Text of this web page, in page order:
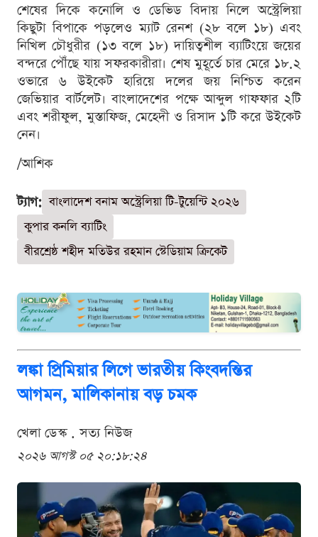
শেষের দিকে কনোলি ও ডেভিড বিদায় নিলে অস্ট্রেলিয়া
কিছুটা বিপাকে পড়লেও ম্যাট রেনশ (২৮ বলে ১৮) এবং
নিখিল চৌধুরীর (১৩ বলে ১৮) দায়িত্বশীল ব্যাটিংয়ে জয়ের
বন্দরে পৌঁছে যায় সফরকারীরা। শেষ মুহূর্তে চার মেরে ১৮.২
ওভারে ৬ উইকেট হারিয়ে দলের জয় নিশ্চিত করেন
জেভিয়ার বার্টলেট। বাংলাদেশের পক্ষে আব্দুল গাফফার ২টি
এবং শরীফুল, মুস্তাফিজ, মেহেদী ও রিসাদ ১টি করে উইকেট
নেন।
/আশিক
ট্যাগ: বাংলাদেশ বনাম অস্ট্রেলিয়া টি-টুয়েন্টি ২০২৬
কুপার কনলি ব্যাটিং
বীরশ্রেষ্ঠ শহীদ মতিউর রহমান স্টেডিয়াম ক্রিকেট
লঙ্কা প্রিমিয়ার লিগে ভারতীয় কিংবদন্তির
আগমন, মালিকানায় বড় চমক
খেলা ডেস্ক . সত্য নিউজ
২০২৬ আগস্ট ০৫ ২০:১৮:২৪